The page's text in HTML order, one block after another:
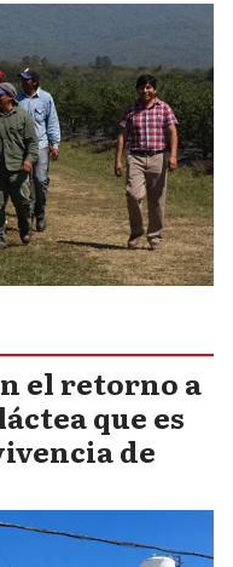
el retorno a
que es
de